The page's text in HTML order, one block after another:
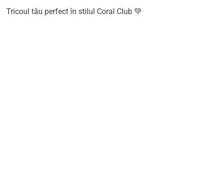
Tricoul tău perfect în stilul Coral Club 💚